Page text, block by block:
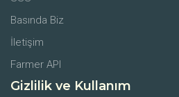
Basında Biz
İletişim
Farmer API
Gizlilik ve Kullanım